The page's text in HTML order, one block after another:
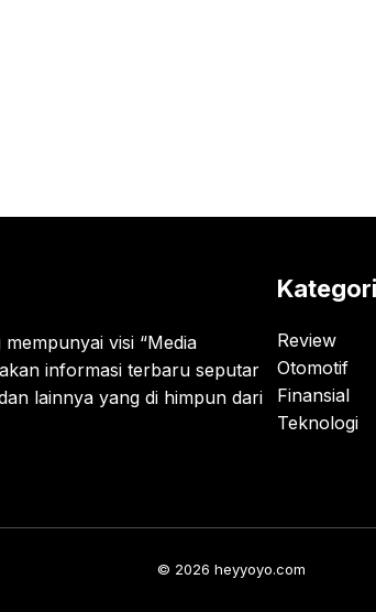
visi “Media
informasi terbaru seputar
lainnya yang di himpun dari
Kategori
Review
Otomotif
Finansial
Teknologi
© 2026 heyyoyo.com